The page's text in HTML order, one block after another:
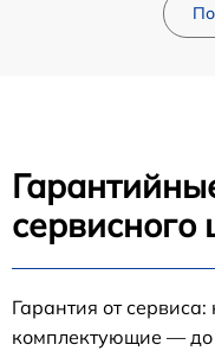
сервисного
Гарантия от
комплектующие — до